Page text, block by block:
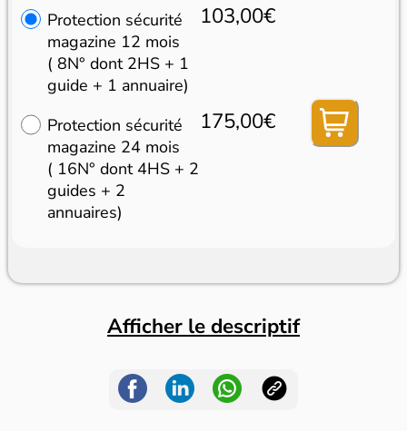
Protection sécurité
magazine 12 mois
( 8N° dont 2HS + 1
guide + 1 annuaire)
103,00€
Protection sécurité
magazine 24 mois
( 16N° dont 4HS + 2
guides + 2
annuaires)
175,00€
Afficher le descriptif